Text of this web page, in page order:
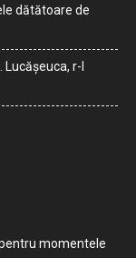
dătătoare de
r-l
momentele